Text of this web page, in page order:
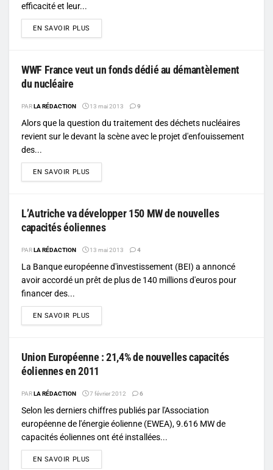
efficacité et leur...
EN SAVOIR PLUS
WWF France veut un fonds dédié au démantèlement
du nucléaire
PARLA RÉDACTION 13 mai 2013 9
Alors que la question du traitement des déchets nucléaires
revient sur le devant la scène avec le projet d'enfouissement
des...
EN SAVOIR PLUS
L’Autriche va développer 150 MW de nouvelles
capacités éoliennes
PARLA RÉDACTION 13 mai 2013 4
La Banque européenne d'investissement (BEI) a annoncé
avoir accordé un prêt de plus de 140 millions d'euros pour
financer des...
EN SAVOIR PLUS
Union Européenne : 21,4% de nouvelles capacités
éoliennes en 2011
PARLA RÉDACTION 7 février 2012 6
Selon les derniers chiffres publiés par l'Association
européenne de l'énergie éolienne (EWEA), 9.616 MW de
capacités éoliennes ont été installées...
EN SAVOIR PLUS